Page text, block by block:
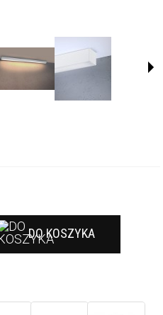
DO KOSZYKA